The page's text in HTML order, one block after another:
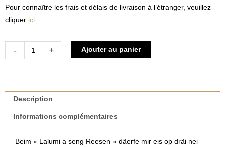
Pour connaître les frais et délais de livraison à l’étranger, veuillez
cliquer ici.
-
quantité
seng
Thinnes-
+ Ajouter au panier
Description
Informations complémentaires
Beim « Lalumi a seng Reesen » däerfe mir eis op dräi nei